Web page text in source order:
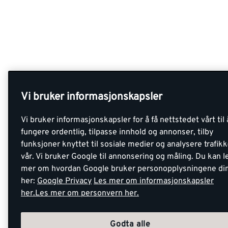
Vi bruker informasjonskapsler
Vi bruker informasjonskapsler for å få nettstedet vårt til
fungere ordentlig, tilpasse innhold og annonser, tilby
funksjoner knyttet til sosiale medier og analysere
vår. Vi bruker Google til annonsering og måling. Du kan
mer om hvordan Google bruker personopplysningene
her: Google Privacy Les mer om informasjonskapsler
her.Les mer om personvern her.
Godta alle